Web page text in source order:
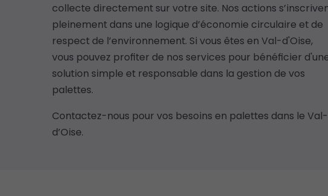
collecte directement sur votre site. Nos actions
pleinement dans une logique d’économie circulaire et de
respect de l’environnement. Si vous êtes en Val-d'Oise,
vous pouvez profiter de nos services pour bénéficier
solution simple et responsable dans la gestion de vos
palettes.
Contactez-nous pour vos besoins en palettes dans le Val-
d’Oise.